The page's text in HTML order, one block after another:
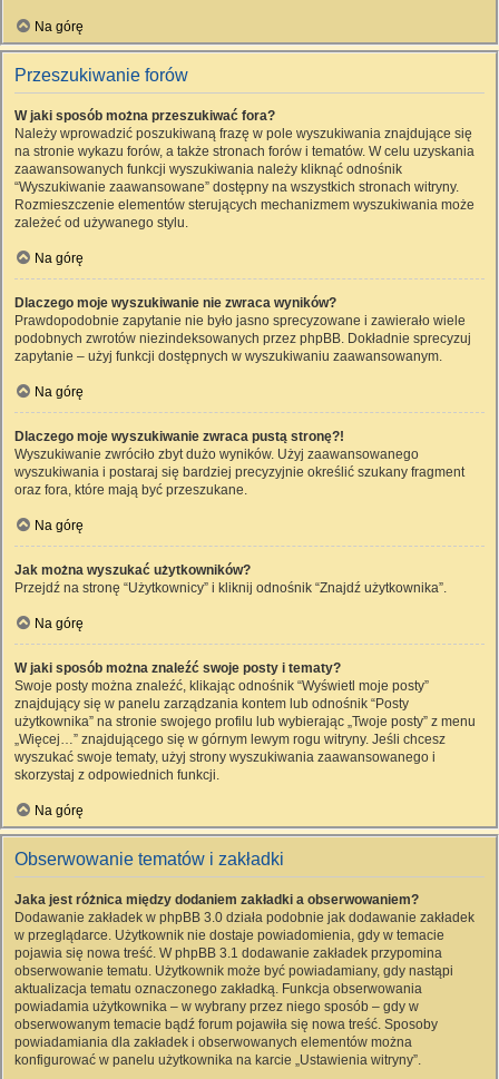
Na górę
Przeszukiwanie forów
W jaki sposób można przeszukiwać fora?
Należy wprowadzić poszukiwaną frazę w pole wyszukiwania znajdujące się
na stronie wykazu forów, a także stronach forów i tematów. W celu uzyskania
zaawansowanych funkcji wyszukiwania należy kliknąć odnośnik
“Wyszukiwanie zaawansowane” dostępny na wszystkich stronach witryny.
Rozmieszczenie elementów sterujących mechanizmem wyszukiwania może
zależeć od używanego stylu.
Na górę
Dlaczego moje wyszukiwanie nie zwraca wyników?
Prawdopodobnie zapytanie nie było jasno sprecyzowane i zawierało wiele
podobnych zwrotów niezindeksowanych przez phpBB. Dokładnie sprecyzuj
zapytanie – użyj funkcji dostępnych w wyszukiwaniu zaawansowanym.
Na górę
Dlaczego moje wyszukiwanie zwraca pustą stronę?!
Wyszukiwanie zwróciło zbyt dużo wyników. Użyj zaawansowanego
wyszukiwania i postaraj się bardziej precyzyjnie określić szukany fragment
oraz fora, które mają być przeszukane.
Na górę
Jak można wyszukać użytkowników?
Przejdź na stronę “Użytkownicy” i kliknij odnośnik “Znajdź użytkownika”.
Na górę
W jaki sposób można znaleźć swoje posty i tematy?
Swoje posty można znaleźć, klikając odnośnik “Wyświetl moje posty”
znajdujący się w panelu zarządzania kontem lub odnośnik “Posty
użytkownika” na stronie swojego profilu lub wybierając „Twoje posty” z menu
„Więcej…” znajdującego się w górnym lewym rogu witryny. Jeśli chcesz
wyszukać swoje tematy, użyj strony wyszukiwania zaawansowanego i
skorzystaj z odpowiednich funkcji.
Na górę
Obserwowanie tematów i zakładki
Jaka jest różnica między dodaniem zakładki a obserwowaniem?
Dodawanie zakładek w phpBB 3.0 działa podobnie jak dodawanie zakładek
w przeglądarce. Użytkownik nie dostaje powiadomienia, gdy w temacie
pojawia się nowa treść. W phpBB 3.1 dodawanie zakładek przypomina
obserwowanie tematu. Użytkownik może być powiadamiany, gdy nastąpi
aktualizacja tematu oznaczonego zakładką. Funkcja obserwowania
powiadamia użytkownika – w wybrany przez niego sposób – gdy w
obserwowanym temacie bądź forum pojawiła się nowa treść. Sposoby
powiadamiania dla zakładek i obserwowanych elementów można
konfigurować w panelu użytkownika na karcie „Ustawienia witryny”.